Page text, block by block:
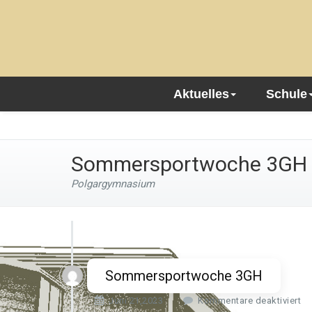
Aktuelles Schule
Sommersportwoche 3GH
Polgargymnasium
Sommersportwoche 3GH
Juni 21,2023 Kommentare deaktiviert